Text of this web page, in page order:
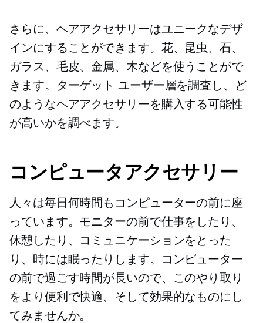
さらに、ヘアアクセサリーはユニークなデザ
インにすることができます。花、昆虫、石、
ガラス、毛皮、金属、木などを使うことがで
きます。ターゲット ユーザー層を調査し、ど
のようなヘアアクセサリーを購入する可能性
が高いかを調べます。
コンピュータアクセサリー
人々は毎日何時間もコンピューターの前に座
っています。モニターの前で仕事をしたり、
休憩したり、コミュニケーションをとった
り、時には眠ったりします。コンピューター
の前で過ごす時間が長いので、このやり取り
をより便利で快適、そして効果的なものにし
てみませんか。